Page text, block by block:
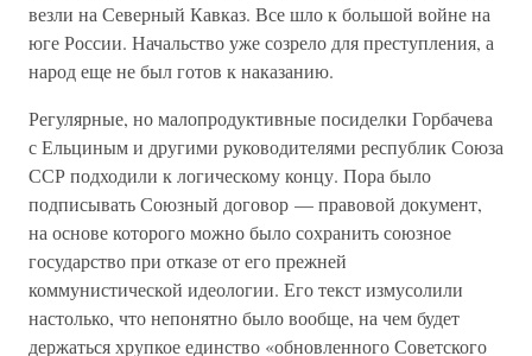
везли на Северный Кавказ. Все шло к большой войне на
юге России. Начальство уже созрело для преступления, а
народ еще не был готов к наказанию.
Регулярные, но малопродуктивные посиделки Горбачева
с Ельциным и другими руководителями республик Союза
ССР подходили к логическому концу. Пора было
подписывать Союзный договор — правовой документ,
на основе которого можно было сохранить союзное
государство при отказе от его прежней
коммунистической идеологии. Его текст измусолили
настолько, что непонятно было вообще, на чем будет
держаться хрупкое единство «обновленного Советского